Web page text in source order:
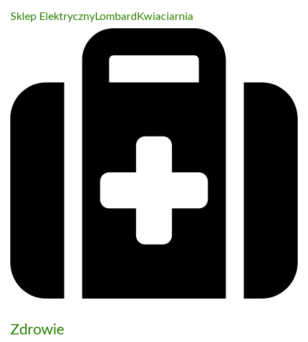
Sklep ElektrycznyLombard Kwiaciarnia
Zdrowie